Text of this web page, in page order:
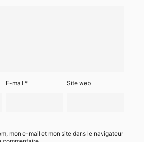
E-mail* Site web
mon e-mail et mon site dans le navigateur